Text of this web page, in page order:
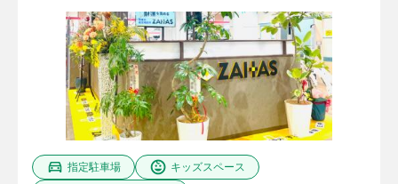
指定駐車場 キッズスペース